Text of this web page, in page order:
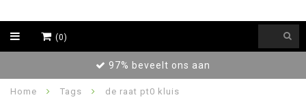
(0)
97% beveelt ons aan
Home Tags de raat pt0 kluis